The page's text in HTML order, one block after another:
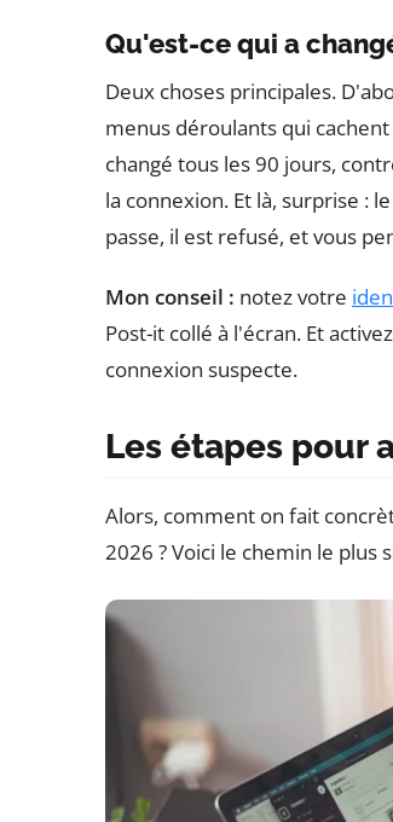
Qu'est-ce qui a
Deux choses principales.
menus déroulants qui
changé tous les 90 jours,
la connexion. Et là, surprise :
passe, il est refusé, et vous
Mon conseil : notez votre
Post-it collé à l'écran. Et
connexion suspecte.
Les étapes pour
Alors, comment on fait
2026 ? Voici le chemin le plus